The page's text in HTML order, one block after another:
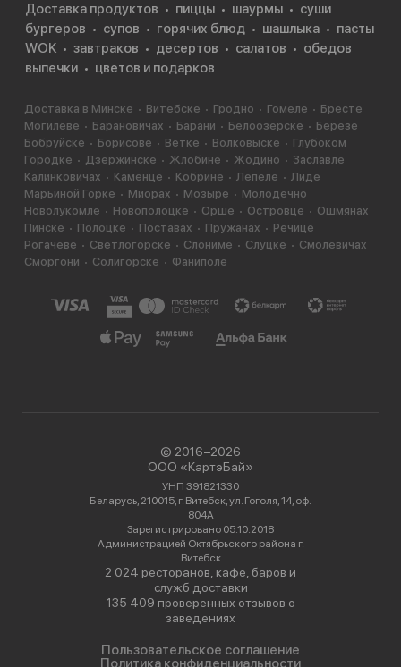
Доставка продуктов пиццы шаурмы
суши
бургеров
супов горячих блюд шашлыка
пасты
WOK
завтраков десертов салатов
обедов
выпечки
цветов и подарков
Доставка в Минске Витебске Гродно Гомеле
Бресте
Могилёве
Барановичах Барани Белоозерске
Березе
Бобруйске
Борисове Ветке Волковыске
Глубоком
Городке
Дзержинске Жлобине Жодино
Заславле
Калинковичах
Каменце Кобрине Лепеле
Лиде
Марьиной Горке
Миорах Мозыре
Молодечно
Новолукомле
Новополоцке Орше Островце
Ошмянах
Пинске
Полоцке Поставах Пружанах
Речице
Рогачеве
Светлогорске Слониме Слуцке
Смолевичах
Сморгони
Солигорске Фаниполе
© 2016−2026
ООО «КартэБай»
УНП 391821330
Беларусь, 210015, г. Витебск, ул. Гоголя, 14, оф.
804А
Зарегистрировано 05.10.2018
Администрацией Октябрьского района г.
Витебск
2 024 ресторанов, кафе, баров и
служб доставки
135 409 проверенных отзывов о
заведениях
Пользовательское соглашение
Политика конфиденциальности